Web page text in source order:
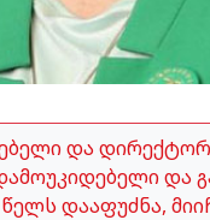
და
და
დააფუძნა,